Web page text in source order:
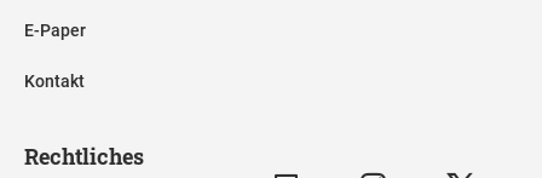
E-Paper
Kontakt
Rechtliches